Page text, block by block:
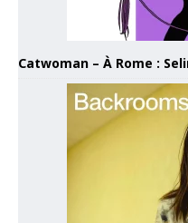
Catwoman – À Rome :